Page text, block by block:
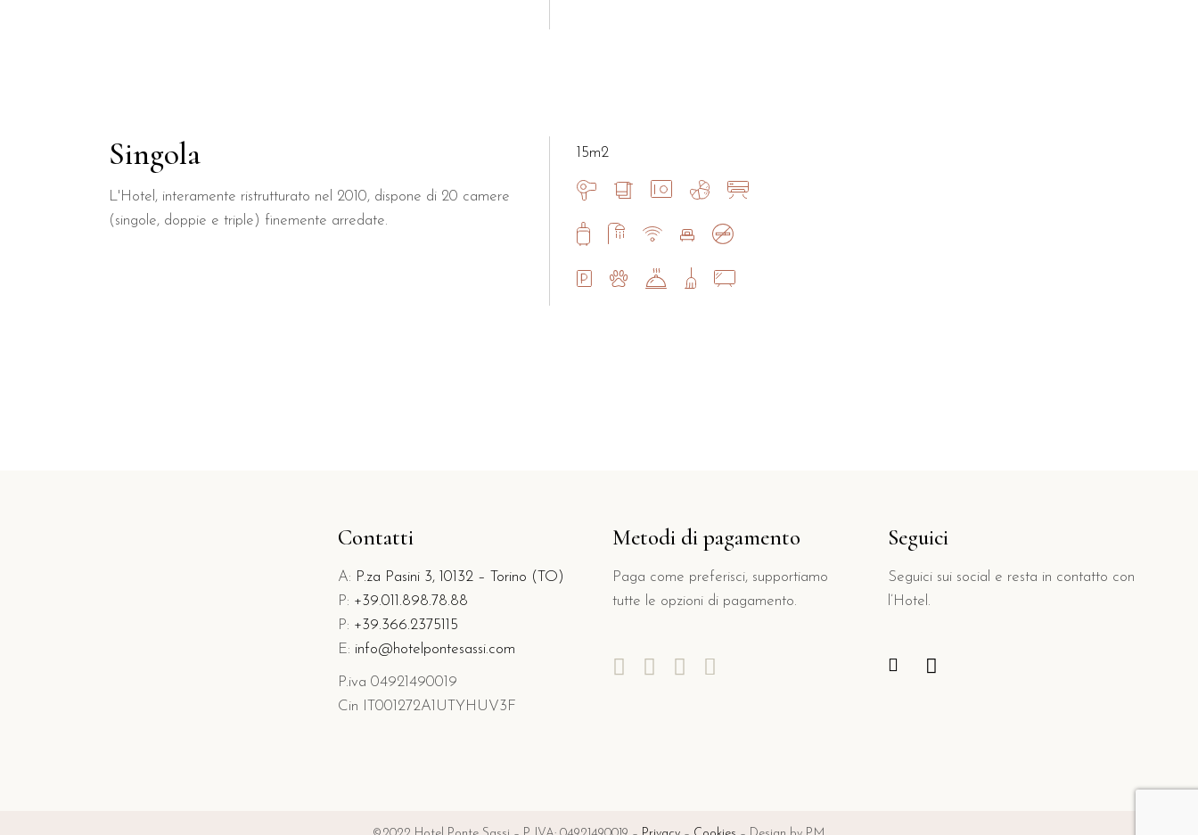
Singola
L'Hotel, interamente ristrutturato nel 2010, dispone di 20 camere
(singole, doppie e triple) finemente arredate.
15m2
Contatti
A: P.za Pasini 3, 10132 – Torino (TO)
P: +39.011.898.78.88
P: +39.366.2375115
E: info@hotelpontesassi.com
P.iva 04921490019
Cin IT001272A1UTYHUV3F
Metodi di pagamento
Paga come preferisci, supportiamo
tutte le opzioni di pagamento.
Seguici
Seguici sui social e resta in contatto con
l’Hotel.